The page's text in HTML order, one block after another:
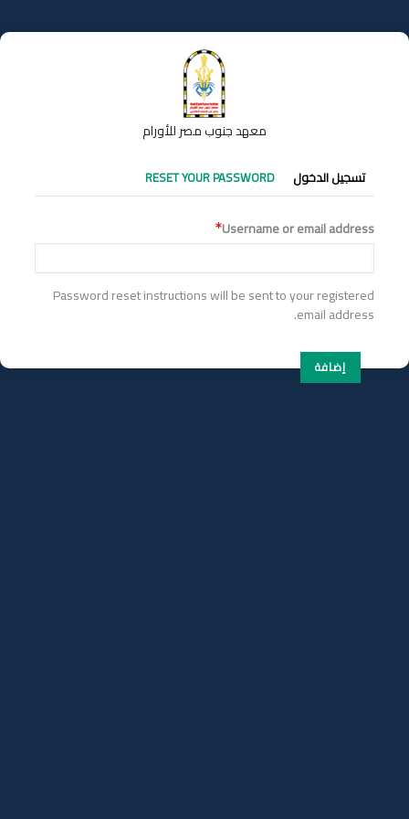
إلى
المحتوى
معهد جنوب مصر للأورام
التبويبات
الأساسية
تسجيل الدخول RESET YOUR PASSWORD
Username or email address
Password reset instructions will be sent to your registered
email address.